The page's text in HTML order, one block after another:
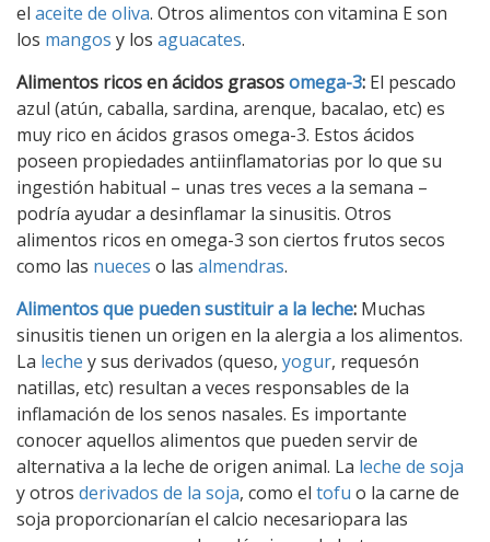
el aceite de oliva. Otros alimentos con vitamina E son
los mangos y los aguacates.
Alimentos ricos en ácidos grasosomega-3: El pescado
azul (atún, caballa, sardina, arenque, bacalao, etc) es
muy rico en ácidos grasos omega-3. Estos ácidos
poseen propiedades antiinflamatorias por lo que su
ingestión habitual – unas tres veces a la semana –
podría ayudar a desinflamar la sinusitis. Otros
alimentos ricos en omega-3 son ciertos frutos secos
como las nueces o las almendras.
Alimentos que pueden sustituir a la leche: Muchas
sinusitis tienen un origen en la alergia a los alimentos.
La leche y sus derivados (queso, yogur, requesón
natillas, etc) resultan a veces responsables de la
inflamación de los senos nasales. Es importante
conocer aquellos alimentos que pueden servir de
alternativa a la leche de origen animal. La leche de soja
y otros derivados de la soja, como el tofu o la carne de
soja proporcionarían el calcio necesariopara las